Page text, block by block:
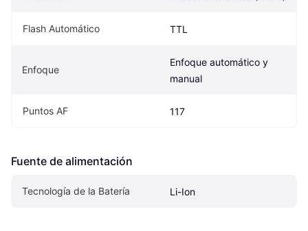
Flash Automático TTL
Enfoque
Enfoque automático y
manual
Puntos AF 117
Fuente de alimentación
Tecnología de la Batería Li-Ion